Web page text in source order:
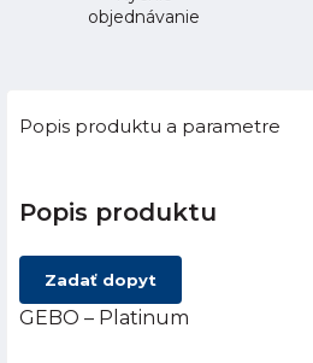
objednávanie
Popis produktu a parametre
Popis produktu
Zadať dopyt
GEBO – Platinum